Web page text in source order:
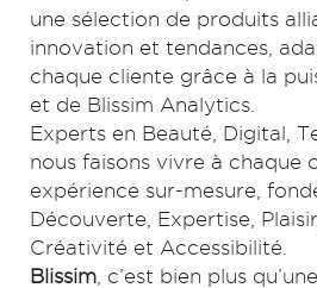
une sélection de produits
innovation et tendances,
chaque cliente grâce à la
et de Blissim Analytics.
Experts en Beauté, Digital,
nous faisons vivre à chaque
expérience sur-mesure,
Découverte, Expertise,
Créativité et Accessibilité.
Blissim , c’est bien plus